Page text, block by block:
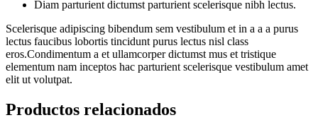
Diam parturient dictumst parturient scelerisque nibh lectus.
Scelerisque adipiscing bibendum sem vestibulum et in a a a purus
lectus faucibus lobortis tincidunt purus lectus nisl class
eros.Condimentum a et ullamcorper dictumst mus et tristique
elementum nam inceptos hac parturient scelerisque vestibulum amet
elit ut volutpat.
Productos relacionados